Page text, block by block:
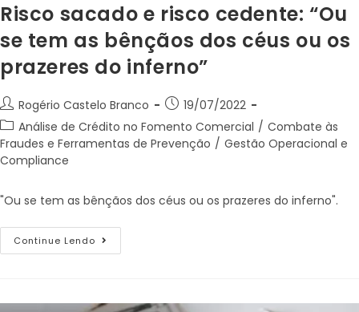
Risco sacado e risco cedente: “Ou
se tem as bênçãos dos céus ou os
prazeres do inferno”
Rogério Castelo Branco
19/07/2022
Análise de Crédito no Fomento Comercial / Combate às
Fraudes e Ferramentas de Prevenção / Gestão Operacional e
Compliance
"Ou se tem as bênçãos dos céus ou os prazeres do inferno".
Continue Lendo